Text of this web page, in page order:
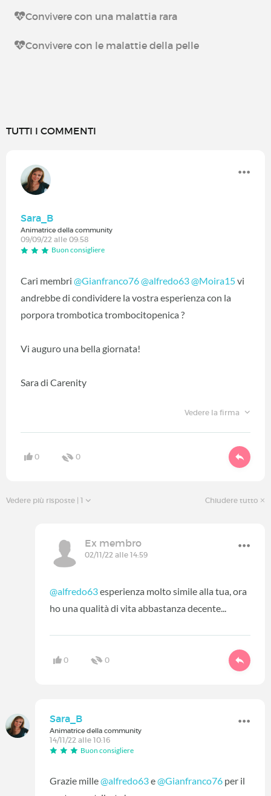
Convivere con una malattia rara
Convivere con le malattie della pelle
TUTTI I COMMENTI
Sara_B
Animatrice della community
09/09/22 alle 09:58
Buon consigliere
Cari membri @Gianfranco76@alfredo63@Moira15vi
andrebbe di condividere la vostra esperienza con la
porpora trombotica trombocitopenica ?
Vi auguro una bella giornata!
Sara di Carenity
Vedere la firma
0 0
Chiudere tutto
Vedere più risposte | 1
Ex membro
02/11/22 alle 14:59
@alfredo63esperienza molto simile alla tua, ora
ho una qualità di vita abbastanza decente...
0 0
Sara_B
Animatrice della community
14/11/22 alle 10:16
Buon consigliere
Grazie mille@alfredo63e@Gianfranco76 per il